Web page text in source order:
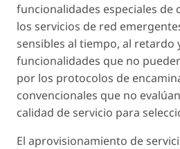
funcionalidades especiales de
los servicios de red
sensibles al tiempo, al retardo
funcionalidades que no
por los protocolos de
convencionales que no
calidad de servicio para
El aprovisionamiento de